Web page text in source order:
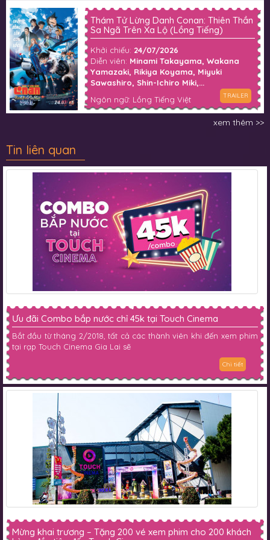
Thám Tử Lừng Danh Conan: Thiên Thần
Sa Ngã Trên Xa Lộ (Lồng Tiếng)
Khởi chiếu: 24/07/2026
Diễn viên: Minami Takayama, Wakana
Yamazaki, Rikiya Koyama, Miyuki
Sawashiro, Shin-Ichiro Miki,...
Ngôn ngữ: Lồng Tiếng Việt
TRAILER
xem thêm >>
Tin liên quan
Ưu đãi Combo bắp nước chỉ 45k tại Touch Cinema
Bắt đầu từ tháng 2/2018, tất cả các thành viên khi đến xem phim
tại rạp Touch Cinema Gia Lai sẽ
Chi tiết
Mừng khai trương – Tặng 200 vé xem phim cho 200 khách